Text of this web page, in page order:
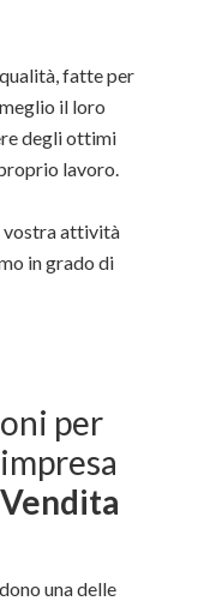
fatte per
il loro
degli ottimi
lavoro.
vostra attività
in grado di
per
Vendita
una delle